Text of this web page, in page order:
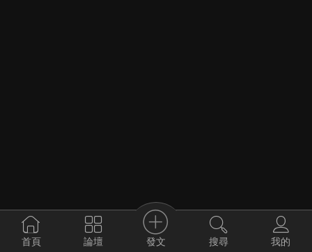
首頁 論壇 發文 搜尋 我的